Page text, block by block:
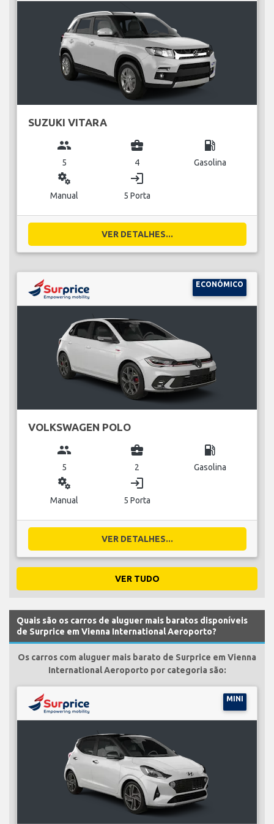
SUZUKI VITARA
group
5
business_center
4
local_gas_station
Gasolina
miscellaneous_services
Manual
login
5 Porta
VER DETALHES...
ECONÓMICO
VOLKSWAGEN POLO
group
5
business_center
2
local_gas_station
Gasolina
miscellaneous_services
Manual
login
5 Porta
VER DETALHES...
VER TUDO
Quais são os carros de aluguer mais baratos disponíveis
de Surprice em Vienna International Aeroporto?
Os carros com aluguer mais barato de Surprice em Vienna
International Aeroporto por categoria são:
MINI